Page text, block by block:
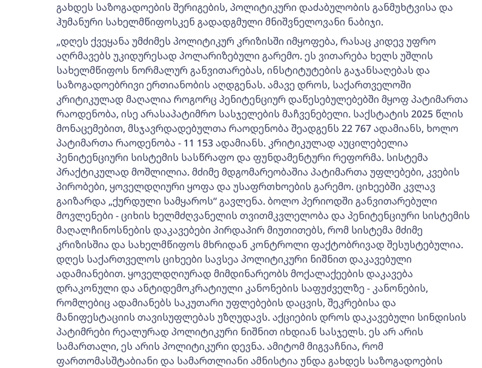
გახდეს საზოგადოების შერიგების, პოლიტიკური დაძაბულობის განმუხტვისა და
ჰუმანური სახელმწიფოსკენ გადადგმული მნიშვნელოვანი ნაბიჯი.
„დღეს ქვეყანა უმძიმეს პოლიტიკურ კრიზისში იმყოფება, რასაც კიდევ უფრო
აღრმავებს უკიდურესად პოლარიზებული გარემო. ეს ვითარება ხელს უშლის
სახელმწიფოს ნორმალურ განვითარებას, ინსტიტუტების გაჯანსაღებას და
საზოგადოებრივი ერთიანობის აღდგენას. ამავე დროს, საქართველოში
კრიტიკულად მაღალია როგორც პენიტენციურ დაწესებულებებში მყოფ პატიმართა
რაოდენობა, ისე არასაპატიმრო სასჯელების მაჩვენებელი. საქსტატის 2025 წლის
მონაცემებით, მსჯავრდადებულთა რაოდენობა შეადგენს 22 767 ადამიანს, ხოლო
პატიმართა რაოდენობა - 11 153 ადამიანს. კრიტიკულად აუცილებელია
პენიტენციური სისტემის სასწრაფო და ფუნდამენტური რეფორმა. სისტემა
პრაქტიკულად მოშლილია. მძიმე მდგომარეობაშია პატიმართა უფლებები, კვების
პირობები, ყოველდღიური ყოფა და უსაფრთხოების გარემო. ციხეებში კვლავ
გაიზარდა „ქურდული სამყაროს“ გავლენა. ბოლო პერიოდში განვითარებული
მოვლენები - ციხის ხელმძღვანელის თვითმკვლელობა და პენიტენციური სისტემის
მაღალჩინოსნების დაკავებები პირდაპირ მიუთითებს, რომ სისტემა მძიმე
კრიზისშია და სახელმწიფოს მხრიდან კონტროლი ფაქტობრივად შესუსტებულია.
დღეს საქართველოს ციხეები სავსეა პოლიტიკური ნიშნით დაკავებული
ადამიანებით. ყოველდღიურად მიმდინარეობს მოქალაქეების დაკავება
დრაკონული და ანტიდემოკრატიული კანონების საფუძველზე - კანონების,
რომლებიც ადამიანებს საკუთარი უფლებების დაცვის, შეკრებისა და
მანიფესტაციის თავისუფლებას უზღუდავს. აქციების დროს დაკავებული სინდისის
პატიმრები რეალურად პოლიტიკური ნიშნით იხდიან სასჯელს. ეს არ არის
სამართალი, ეს არის პოლიტიკური დევნა. ამიტომ მიგვაჩნია, რომ
ფართომასშტაბიანი და სამართლიანი ამნისტია უნდა გახდეს საზოგადოების